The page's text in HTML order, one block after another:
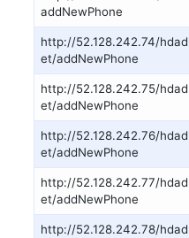
addNewPhone
http://52.128.242.74/
et/addNewPhone
http://52.128.242.75/
et/addNewPhone
http://52.128.242.76/
et/addNewPhone
http://52.128.242.77/
et/addNewPhone
http://52.128.242.78/